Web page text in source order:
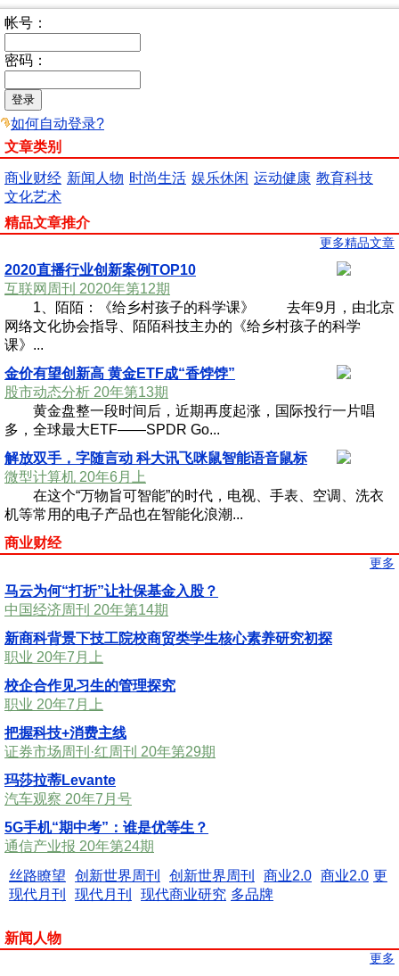
帐号：
密码：
如何自动登录?
文章类别
商业财经 新闻人物 时尚生活 娱乐休闲 运动健康 教育科技
文化艺术
精品文章推介
更多精品文章
2020直播行业创新案例TOP10
互联网周刊 2020年第12期
1、陌陌：《给乡村孩子的科学课》 去年9月，由北京
网络文化协会指导、陌陌科技主办的《给乡村孩子的科学
课》...
金价有望创新高 黄金ETF成“香饽饽”
股市动态分析 20年第13期
黄金盘整一段时间后，近期再度起涨，国际投行一片唱
多，全球最大ETF——SPDR Go...
解放双手，字随言动 科大讯飞咪鼠智能语音鼠标
微型计算机 20年6月上
在这个“万物旨可智能”的时代，电视、手表、空调、洗衣
机等常用的电子产品也在智能化浪潮...
商业财经
更多
马云为何“打折”让社保基金入股？
中国经济周刊 20年第14期
新商科背景下技工院校商贸类学生核心素养研究初探
职业 20年7月上
校企合作见习生的管理探究
职业 20年7月上
把握科技+消费主线
证券市场周刊·红周刊 20年第29期
玛莎拉蒂Levante
汽车观察 20年7月号
5G手机“期中考”：谁是优等生？
通信产业报 20年第24期
丝路瞭望
创新世界周刊 创新世界周刊 商业2.0 商业2.0
现代月刊
现代月刊 现代商业研究
更
多品牌
新闻人物
更多